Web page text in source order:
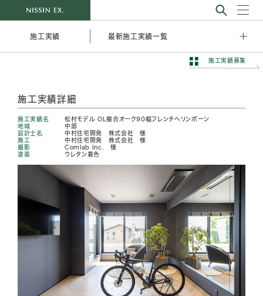
施工実績 最新施工実績一覧
施工実績募集
施工実績詳細
施工実績名
松村モデル OL複合オーク90幅フレンチヘリンボーン
地域
中部
設計士名
中村住宅開発 株式会社 様
施工
中村住宅開発 株式会社 様
撮影
Comlab Inc. 様
塗装
ウレタン着色